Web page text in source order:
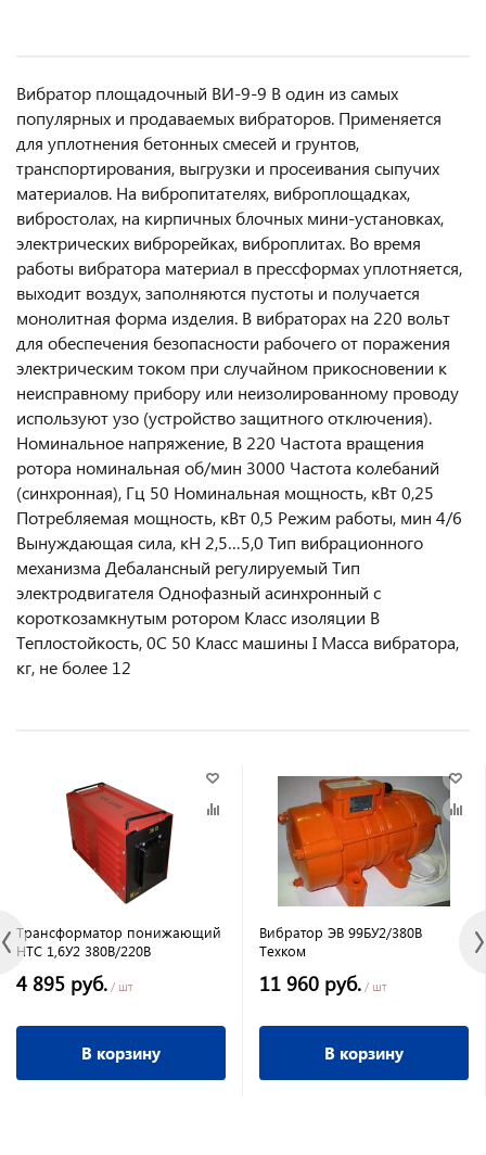
Вибратор площадочный ВИ-9-9 В один из самых
популярных и продаваемых вибраторов. Применяется
для уплотнения бетонных смесей и грунтов,
транспортирования, выгрузки и просеивания сыпучих
материалов. На вибропитателях, виброплощадках,
вибростолах, на кирпичных блочных мини-установках,
электрических виброрейках, виброплитах. Во время
работы вибратора материал в прессформах уплотняется,
выходит воздух, заполняются пустоты и получается
монолитная форма изделия. В вибраторах на 220 вольт
для обеспечения безопасности рабочего от поражения
электрическим током при случайном прикосновении к
неисправному прибору или неизолированному проводу
используют узо (устройство защитного отключения).
Номинальное напряжение, В 220 Частота вращения
ротора номинальная об/мин 3000 Частота колебаний
(синхронная), Гц 50 Номинальная мощность, кВт 0,25
Потребляемая мощность, кВт 0,5 Режим работы, мин 4/6
Вынуждающая сила, кН 2,5…5,0 Тип вибрационного
механизма Дебалансный регулируемый Тип
электродвигателя Однофазный асинхронный с
короткозамкнутым ротором Класс изоляции В
Теплостойкость, 0С 50 Класс машины I Масса вибратора,
кг, не более 12
Трансформатор понижающий
НТС 1,6У2 380В/220В
4 895 руб. / шт
В корзину
Вибратор ЭВ 99БУ2/380В
Техком
11 960 руб. / шт
В корзину